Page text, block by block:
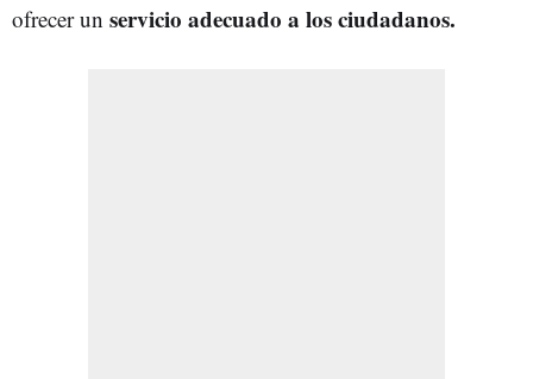
ofrecer un servicio adecuado a los ciudadanos.